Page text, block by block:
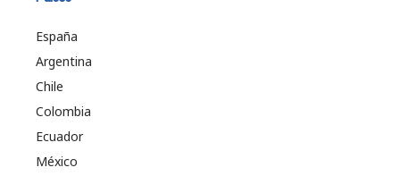
España
Argentina
Chile
Colombia
Ecuador
México